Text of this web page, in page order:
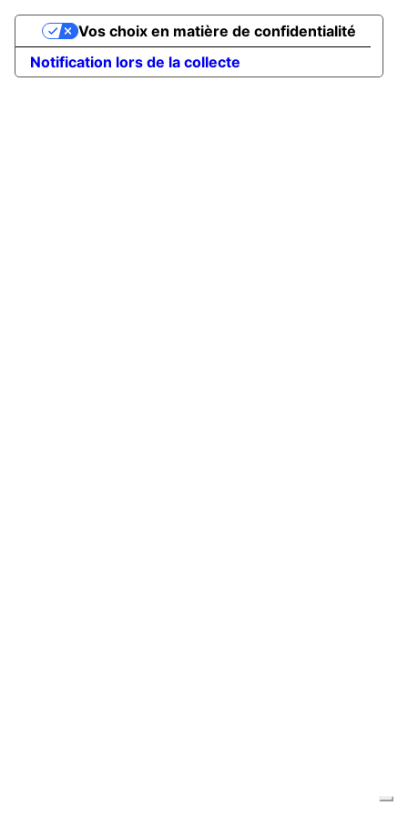
Notification lors de la collecte
Vos choix en matière de confidentialité